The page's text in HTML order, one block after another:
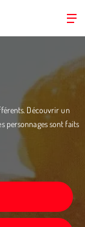
Découvrir un
personnages sont faits